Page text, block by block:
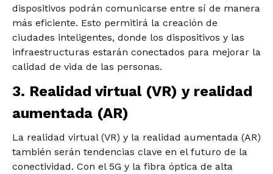
dispositivos podrán comunicarse entre sí de manera
más eficiente. Esto permitirá la creación de
ciudades inteligentes, donde los dispositivos y las
infraestructuras estarán conectados para mejorar la
calidad de vida de las personas.
3. Realidad virtual (VR) y realidad
aumentada (AR)
La realidad virtual (VR) y la realidad aumentada (AR)
también serán tendencias clave en el futuro de la
conectividad. Con el 5G y la fibra óptica de alta